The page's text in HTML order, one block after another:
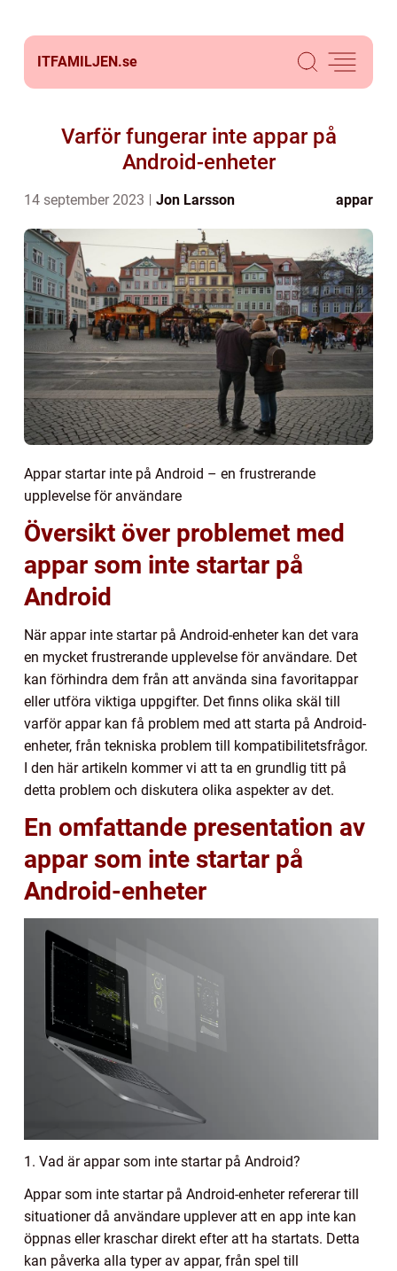
ITFAMILJEN.se
Varför fungerar inte appar på
Android-enheter
14 september 2023 Jon Larsson appar
Appar startar inte på Android – en frustrerande
upplevelse för användare
Översikt över problemet med
appar som inte startar på
Android
När appar inte startar på Android-enheter kan det vara
en mycket frustrerande upplevelse för användare. Det
kan förhindra dem från att använda sina favoritappar
eller utföra viktiga uppgifter. Det finns olika skäl till
varför appar kan få problem med att starta på Android-
enheter, från tekniska problem till kompatibilitetsfrågor.
I den här artikeln kommer vi att ta en grundlig titt på
detta problem och diskutera olika aspekter av det.
En omfattande presentation av
appar som inte startar på
Android-enheter
1. Vad är appar som inte startar på Android?
Appar som inte startar på Android-enheter refererar till
situationer då användare upplever att en app inte kan
öppnas eller kraschar direkt efter att ha startats. Detta
kan påverka alla typer av appar, från spel till